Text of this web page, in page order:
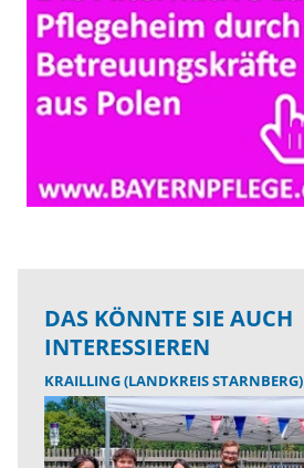
DAS KÖNNTE SIE AUCH
INTERESSIEREN
KRAILLING (LANDKREIS STARNBERG)